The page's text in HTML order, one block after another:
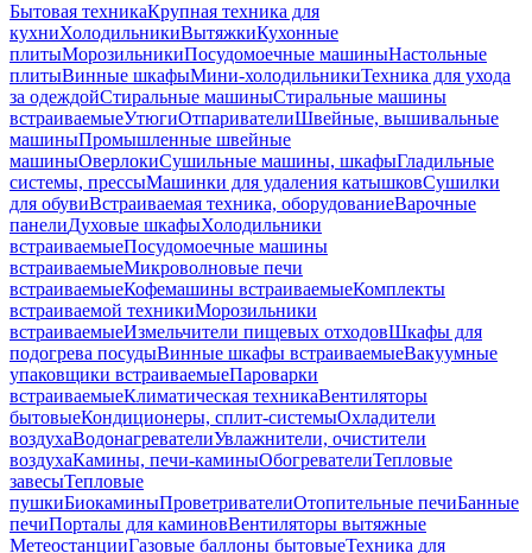
Бытовая техникаКрупная техника для
кухниХолодильникиВытяжкиКухонные
плитыМорозильникиПосудомоечные машиныНастольные
плитыВинные шкафыМини-холодильникиТехника для ухода
за одеждойСтиральные машиныСтиральные машины
встраиваемыеУтюгиОтпаривателиШвейные, вышивальные
машиныПромышленные швейные
машиныОверлокиСушильные машины, шкафыГладильные
системы, прессыМашинки для удаления катышковСушилки
для обувиВстраиваемая техника, оборудованиеВарочные
панелиДуховые шкафыХолодильники
встраиваемыеПосудомоечные машины
встраиваемыеМикроволновые печи
встраиваемыеКофемашины встраиваемыеКомплекты
встраиваемой техникиМорозильники
встраиваемыеИзмельчители пищевых отходовШкафы для
подогрева посудыВинные шкафы встраиваемыеВакуумные
упаковщики встраиваемыеПароварки
встраиваемыеКлиматическая техникаВентиляторы
бытовыеКондиционеры, сплит-системыОхладители
воздухаВодонагревателиУвлажнители, очистители
воздухаКамины, печи-каминыОбогревателиТепловые
завесыТепловые
пушкиБиокаминыПроветривателиОтопительные печиБанные
печиПорталы для каминовВентиляторы вытяжные
МетеостанцииГазовые баллоны бытовыеТехника для